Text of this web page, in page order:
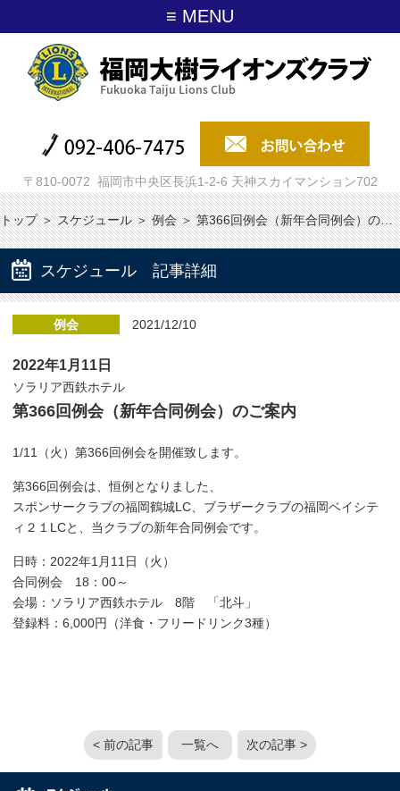
≡ MENU
〒810-0072 福岡市中央区長浜1-2-6 天神スカイマンション702
トップ＞ スケジュール＞ 例会＞ 第366回例会（新年合同例会）の…
スケジュール 記事詳細
例会 2021/12/10
2022年1月11日
ソラリア西鉄ホテル
第366回例会（新年合同例会）のご案内
1/11（火）第366回例会を開催致します。
第366回例会は、恒例となりました、
スポンサークラブの福岡鶴城LC、ブラザークラブの福岡ベイシテ
ィ２１LCと、当クラブの新年合同例会です。
日時：2022年1月11日（火）
合同例会 18：00～
会場：ソラリア西鉄ホテル 8階 「北斗」
登録料：6,000円（洋食・フリードリンク3種）
< 前の記事 一覧へ 次の記事 >